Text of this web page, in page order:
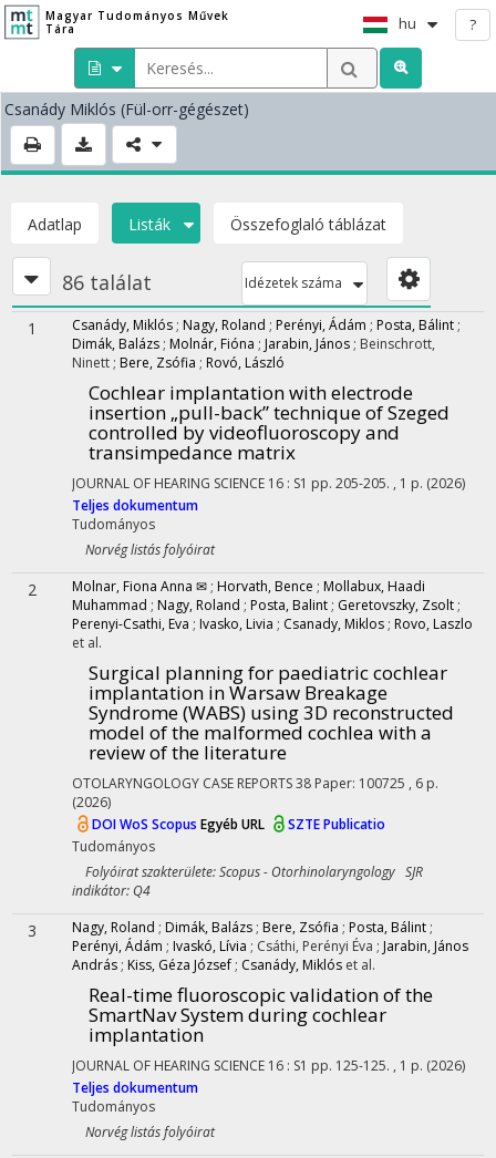
Magyar Tudományos Művek
Tára
hu ?
Csanády Miklós (Fül-orr-gégészet)
Adatlap Listák Összefoglaló táblázat
86 találat Idézetek száma
1 Csanády, Miklós ; Nagy, Roland ; Perényi, Ádám ; Posta, Bálint ;
Dimák, Balázs ; Molnár, Fióna ; Jarabin, János ; Beinschrott,
Ninett ; Bere, Zsófia ; Rovó, László
Cochlear implantation with electrode
insertion „pull-back” technique of Szeged
controlled by videofluoroscopy and
transimpedance matrix
JOURNAL OF HEARING SCIENCE 16 : S1 pp. 205-205. , 1 p. (2026)
Teljes dokumentum
Tudományos
Norvég listás folyóirat
2 Molnar, Fiona Anna ✉ ; Horvath, Bence ; Mollabux, Haadi
Muhammad ; Nagy, Roland ; Posta, Balint ; Geretovszky, Zsolt ;
Perenyi-Csathi, Eva ; Ivasko, Livia ; Csanady, Miklos ; Rovo, Laszlo
et al.
Surgical planning for paediatric cochlear
implantation in Warsaw Breakage
Syndrome (WABS) using 3D reconstructed
model of the malformed cochlea with a
review of the literature
OTOLARYNGOLOGY CASE REPORTS38 Paper: 100725 , 6 p.
(2026)
DOIWoS Scopus Egyéb URL
SZTE Publicatio
Tudományos
Folyóirat szakterülete: Scopus - Otorhinolaryngology SJR
indikátor: Q4
3 Nagy, Roland ; Dimák, Balázs ; Bere, Zsófia ; Posta, Bálint ;
Perényi, Ádám ; Ivaskó, Lívia ; Csáthi, Perényi Éva ; Jarabin, János
András ; Kiss, Géza József ; Csanády, Miklós et al.
Real-time fluoroscopic validation of the
SmartNav System during cochlear
implantation
JOURNAL OF HEARING SCIENCE 16 : S1 pp. 125-125. , 1 p. (2026)
Teljes dokumentum
Tudományos
Norvég listás folyóirat